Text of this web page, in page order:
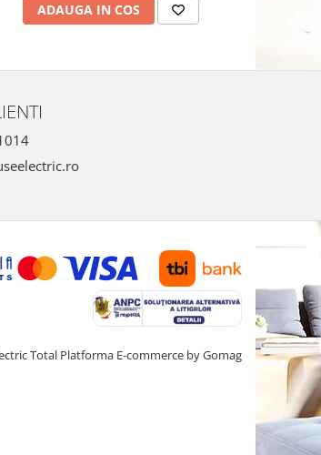
ADAUGA IN COS
Total Platforma E-commerce by Gomag